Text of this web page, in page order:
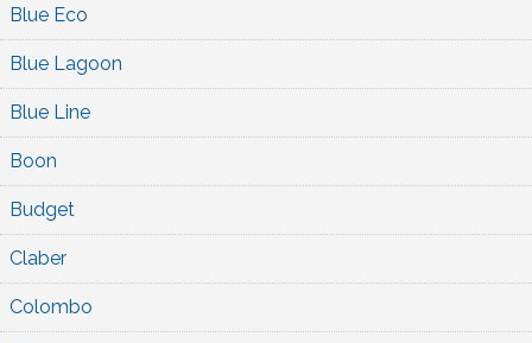
Blue Eco
Blue Lagoon
Blue Line
Boon
Budget
Claber
Colombo